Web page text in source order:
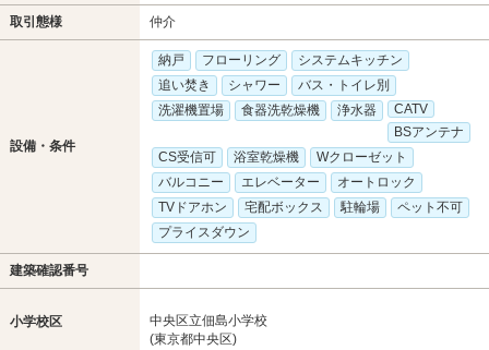
取引態様 仲介
設備・条件
納戸 フローリング
システムキッチン
追い焚き
シャワー
バス・トイレ別
洗濯機置場
食器洗乾燥機 浄水器
CATV
BSアンテナ
CS受信可
浴室乾燥機
Wクローゼット
バルコニー
エレベーター
オートロック
TVドアホン
宅配ボックス 駐輪場
ペット不可
プライスダウン
建築確認番号
小学校区
中央区立佃島小学校
(東京都中央区)